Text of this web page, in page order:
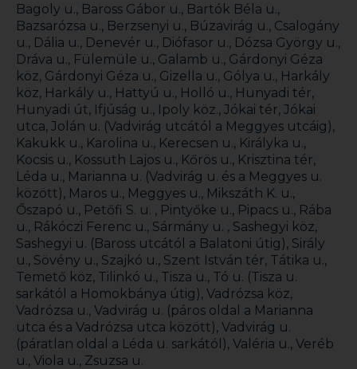
Bagoly u., Baross Gábor u., Bartók Béla u.,
Bazsarózsa u., Berzsenyi u., Búzavirág u., Csalogány
u., Dália u., Denevér u., Diófasor u., Dózsa György u.,
Dráva u., Fülemüle u., Galamb u., Gárdonyi Géza
köz, Gárdonyi Géza u., Gizella u., Gólya u., Harkály
köz, Harkály u., Hattyú u., Holló u., Hunyadi tér,
Hunyadi út, Ifjúság u., Ipoly köz., Jókai tér, Jókai
utca, Jolán u. (Vadvirág utcától a Meggyes utcáig),
Kakukk u., Karolina u., Kerecsen u., Királyka u.,
Kocsis u., Kossuth Lajos u., Kőrös u., Krisztina tér,
Léda u., Marianna u. (Vadvirág u. és a Meggyes u.
között), Maros u., Meggyes u., Mikszáth K. u.,
Őszapó u., Petőfi S. u. , Pintyőke u., Pipacs u., Rába
u., Rákóczi Ferenc u., Sármány u. , Sashegyi köz,
Sashegyi u. (Baross utcától a Balatoni útig), Sirály
u., Sövény u., Szajkó u., Szent István tér, Tátika u.,
Temető köz, Tilinkó u., Tisza u., Tó u. (Tisza u.
sarkától a Homokbánya útig), Vadrózsa köz,
Vadrózsa u., Vadvirág u. (páros oldal a Marianna
utca és a Vadrózsa utca között), Vadvirág u.
(páratlan oldal a Léda u. sarkától), Valéria u., Veréb
u., Viola u., Zsuzsa u.